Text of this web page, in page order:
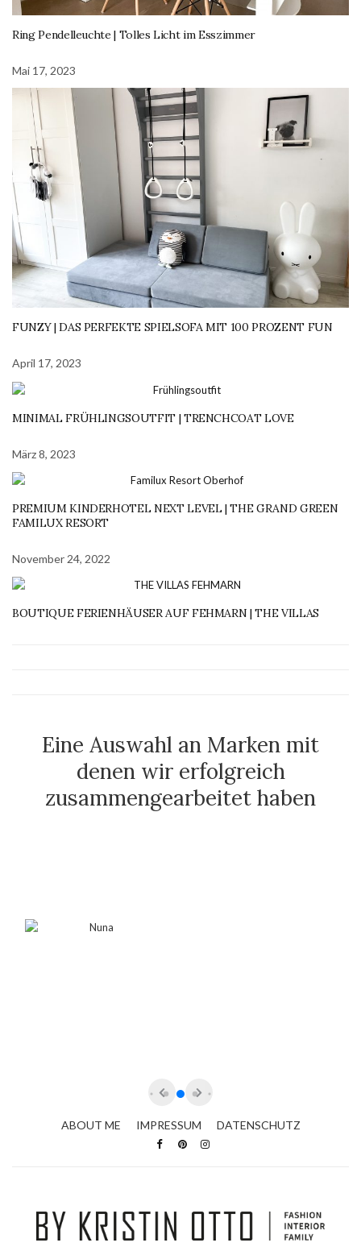
Ring Pendelleuchte | Tolles Licht im Esszimmer
Mai 17, 2023
FUNZY | DAS PERFEKTE SPIELSOFA MIT 100 PROZENT FUN
April 17, 2023
MINIMAL FRÜHLINGSOUTFIT | TRENCHCOAT LOVE
März 8, 2023
PREMIUM KINDERHOTEL NEXT LEVEL | THE GRAND GREEN
FAMILUX RESORT
November 24, 2022
BOUTIQUE FERIENHÄUSER AUF FEHMARN | THE VILLAS
Eine Auswahl an Marken mit
denen wir erfolgreich
zusammengearbeitet haben
ABOUT ME IMPRESSUM DATENSCHUTZ